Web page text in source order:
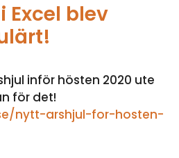
Excel blev
inför hösten 2020 ute
för det!
nytt-arshjul-for-hosten-